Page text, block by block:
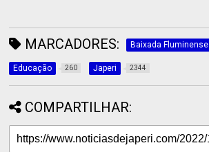
MARCADORES: Baixada Fluminense
Educação 260 Japeri 2344
COMPARTILHAR: